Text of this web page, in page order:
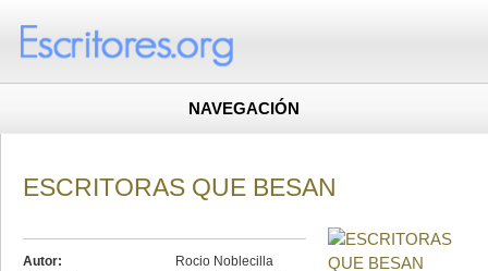
NAVEGACIÓN
ESCRITORAS QUE BESAN
Autor:
Rocio Noblecilla